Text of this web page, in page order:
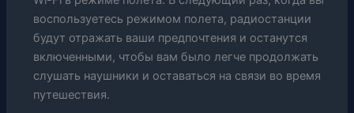
воспользуетесь режимом полета, радиостанции
будут отражать ваши предпочтения и останутся
включенными, чтобы вам было легче продолжать
слушать наушники и оставаться на связи во время
путешествия.